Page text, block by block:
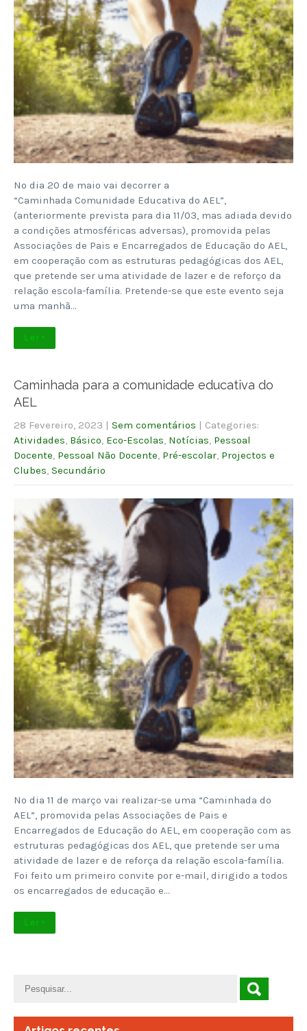
No dia 20 de maio vai decorrer a
“Caminhada Comunidade Educativa do AEL”,
(anteriormente prevista para dia 11/03, mas adiada devido
a condições atmosféricas adversas), promovida pelas
Associações de Pais e Encarregados de Educação do AEL,
em cooperação com as estruturas pedagógicas dos AEL,
que pretende ser uma atividade de lazer e de reforço da
relação escola-família. Pretende-se que este evento seja
uma manhã…
Ler +
Caminhada para a comunidade educativa do
AEL
28 Fevereiro, 2023 | Sem comentários | Categories:
Atividades Básico Eco-Escolas Notícias Pessoal
Docente Pessoal Não Docente Pré-escolar Projectos e
Clubes Secundário
No dia 11 de março vai realizar-se uma “Caminhada do
AEL”, promovida pelas Associações de Pais e
Encarregados de Educação do AEL, em cooperação com as
estruturas pedagógicas dos AEL, que pretende ser uma
atividade de lazer e de reforça da relação escola-família.
Foi feito um primeiro convite por e-mail, dirigido a todos
os encarregados de educação e…
Ler +